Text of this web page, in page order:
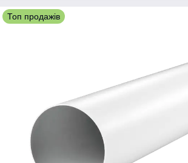
Топ продажів